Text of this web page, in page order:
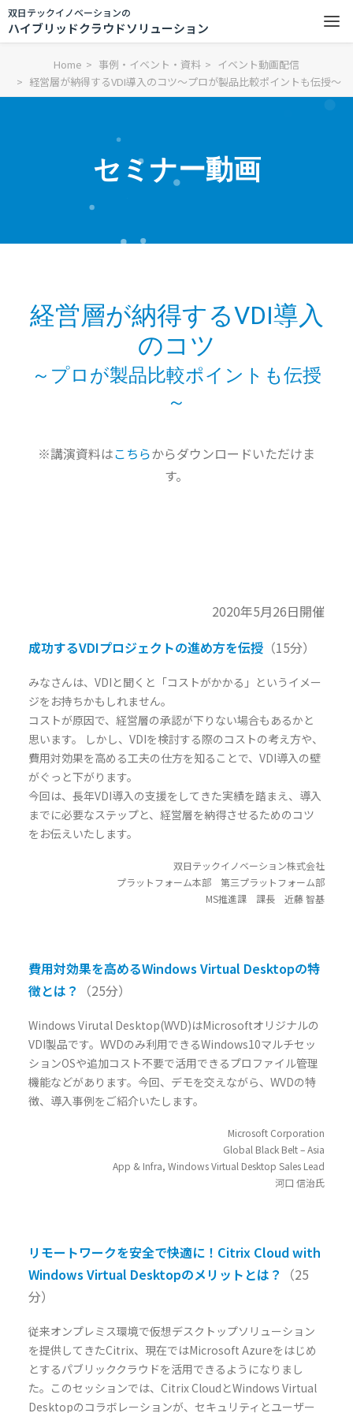
双日テックイノベーションの
ハイブリッドクラウドソリューション
Home 事例・イベント・資料
イベント動画配信
経営層が納得するVDI導入のコツ～プロが製品比較ポイントも伝授～
セミナー動画
経営層が納得するVDI導入
のコツ
～プロが製品比較ポイントも伝授
～
※講演資料はこちらからダウンロードいただけま
す。
2020年5月26日開催
成功するVDIプロジェクトの進め方を伝授 （15分）
みなさんは、VDIと聞くと「コストがかかる」というイメー
ジをお持ちかもしれません。
コストが原因で、経営層の承認が下りない場合もあるかと
思います。 しかし、VDIを検討する際のコストの考え方や、
費用対効果を高める工夫の仕方を知ることで、VDI導入の壁
がぐっと下がります。
今回は、長年VDI導入の支援をしてきた実績を踏まえ、導入
までに必要なステップと、経営層を納得させるためのコツ
をお伝えいたします。
双日テックイノベーション株式会社
プラットフォーム本部 第三プラットフォーム部
MS推進課 課長 近藤 智基
費用対効果を高めるWindows Virtual Desktopの特
徴とは？
（25分）
Windows Virutal Desktop(WVD)はMicrosoftオリジナルの
VDI製品です。WVDのみ利用できるWindows10マルチセッ
ションOSや追加コスト不要で活用できるプロファイル管理
機能などがあります。今回、デモを交えながら、WVDの特
徴、導入事例をご紹介いたします。
Microsoft Corporation
Global Black Belt – Asia
App & Infra, Windows Virtual Desktop Sales Lead
河口 信治氏
リモートワークを安全で快適に！Citrix Cloud with
Windows Virtual Desktopのメリットとは？
（25
分）
従来オンプレミス環境で仮想デスクトップソリューション
を提供してきたCitrix、現在ではMicrosoft Azureをはじめ
とするパブリッククラウドを活用できるようになりまし
た。このセッションでは、Citrix CloudとWindows Virtual
Desktopのコラボレーションが、セキュリティとユーザー